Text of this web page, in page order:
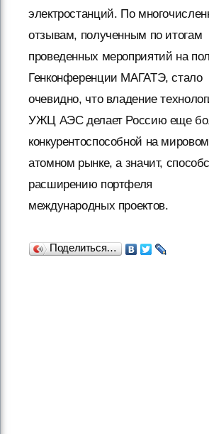
электростанций. По
отзывам, полученным по итогам
проведенных мероприятий на
Генконференции МАГАТЭ, стало
очевидно, что владение
УЖЦ АЭС делает Россию еще
конкурентоспособной на мировом
атомном рынке, а значит,
расширению портфеля
международных проектов.
Поделиться…